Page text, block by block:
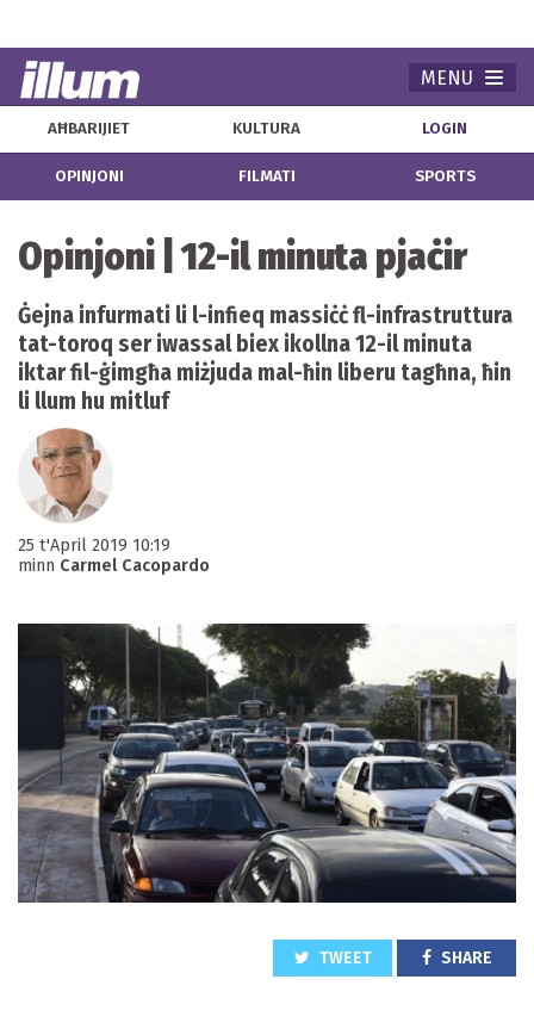
MENU
AĦBARIJIET KULTURA LOGIN
OPINJONI FILMATI SPORTS
Opinjoni | 12-il minuta pjaċir
Ġejna infurmati li l-infieq massiċċ fl-infrastruttura
tat-toroq ser iwassal biex ikollna 12-il minuta
iktar fil-ġimgħa miżjuda mal-ħin liberu tagħna, ħin
li llum hu mitluf
25 t'April 2019 10:19
minn Carmel Cacopardo
TWEET SHARE